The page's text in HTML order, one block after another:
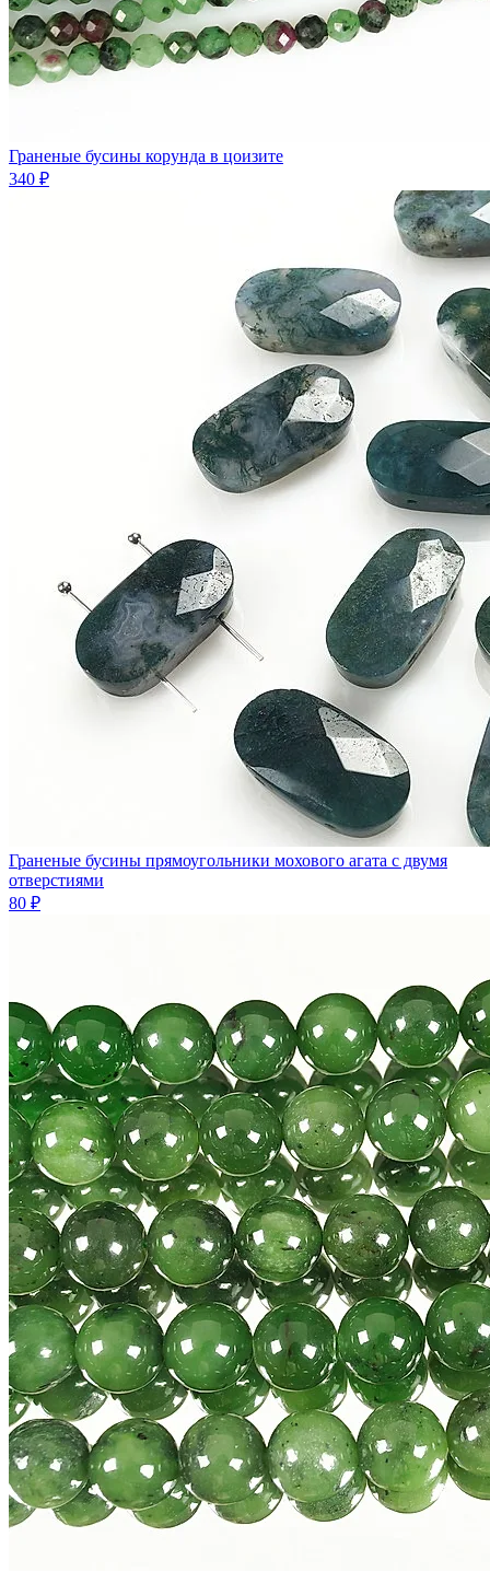
Граненые бусины корунда в цоизите
340 ₽
Граненые бусины прямоугольники мохового агата с двумя
отверстиями
80 ₽